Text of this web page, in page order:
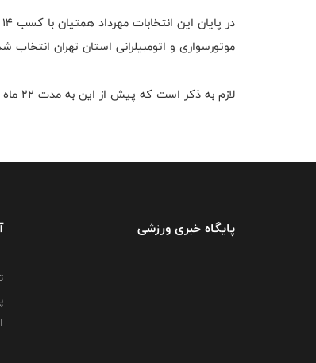
موتورسواری و اتومبیلرانی استان تهران انتخاب
لازم به ذکر است که پیش از این به مدت 22 ماه هیات استان تهران به صورت سرپرستی اداره می‌شد.
پایگاه خبری ورزشی